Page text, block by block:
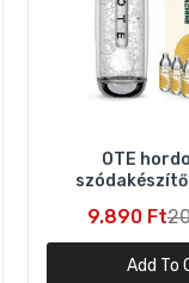
OTE
szódakészítő
9.890 Ft
Add To